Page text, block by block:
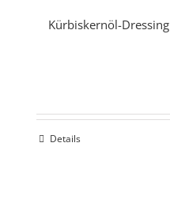
Kürbiskernöl-Dressing
Details